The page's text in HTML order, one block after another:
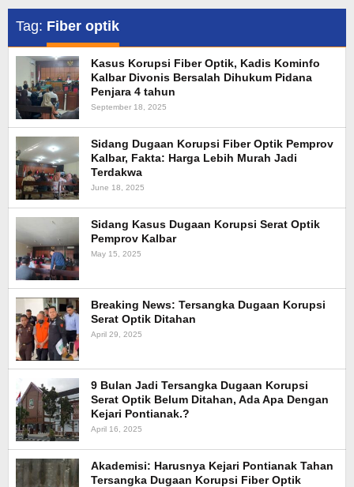
Tag: Fiber optik
Kasus Korupsi Fiber Optik, Kadis Kominfo
Kalbar Divonis Bersalah Dihukum Pidana
Penjara 4 tahun
September 18, 2025
Sidang Dugaan Korupsi Fiber Optik Pemprov
Kalbar, Fakta: Harga Lebih Murah Jadi
Terdakwa
June 18, 2025
Sidang Kasus Dugaan Korupsi Serat Optik
Pemprov Kalbar
May 15, 2025
Breaking News: Tersangka Dugaan Korupsi
Serat Optik Ditahan
April 29, 2025
9 Bulan Jadi Tersangka Dugaan Korupsi
Serat Optik Belum Ditahan, Ada Apa Dengan
Kejari Pontianak.?
April 16, 2025
Akademisi: Harusnya Kejari Pontianak Tahan
Tersangka Dugaan Korupsi Fiber Optik